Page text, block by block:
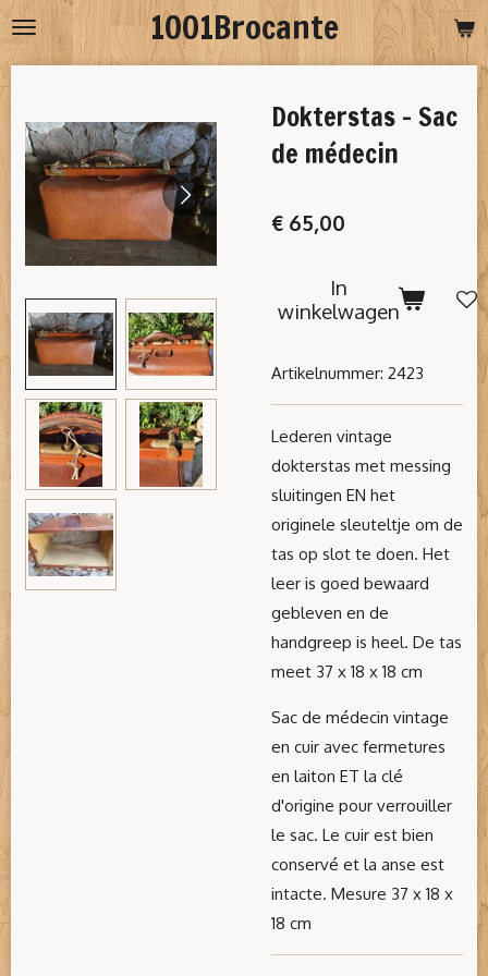
Ga
direct
hoofdinhoud
1001Brocante
Dokterstas - Sac
de médecin
€ 65,00
In
winkelwagen
Artikelnummer: 2423
Lederen vintage
dokterstas met messing
sluitingen EN het
originele sleuteltje om de
tas op slot te doen. Het
leer is goed bewaard
gebleven en de
handgreep is heel. De tas
meet 37 x 18 x 18 cm
Sac de médecin vintage
en cuir avec fermetures
en laiton ET la clé
d'origine pour verrouiller
le sac. Le cuir est bien
conservé et la anse est
intacte. Mesure 37 x 18 x
18 cm